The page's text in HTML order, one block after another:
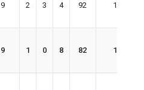
9 2 3 4 92 116
9 1 0 8 82 115